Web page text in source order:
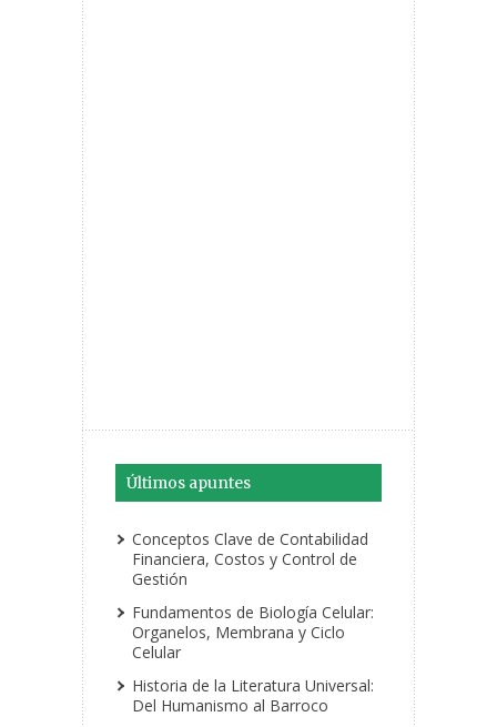
Últimos apuntes
Conceptos Clave de Contabilidad
Financiera, Costos y Control de
Gestión
Fundamentos de Biología Celular:
Organelos, Membrana y Ciclo
Celular
Historia de la Literatura Universal:
Del Humanismo al Barroco